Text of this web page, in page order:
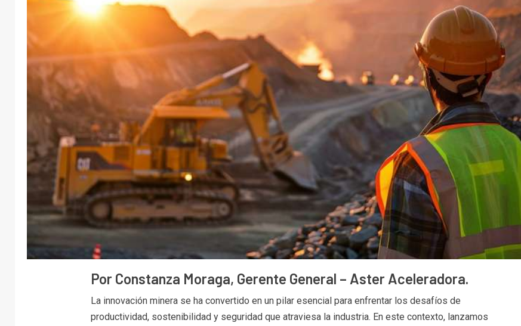
Por Constanza Moraga, Gerente General – Aster Aceleradora.
La innovación minera se ha convertido en un pilar esencial para enfrentar los desafíos de
productividad, sostenibilidad y seguridad que atraviesa la industria. En este contexto, lanzamos